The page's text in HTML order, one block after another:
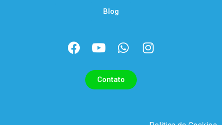
Blog
ㅤㅤㅤContatoㅤㅤㅤ